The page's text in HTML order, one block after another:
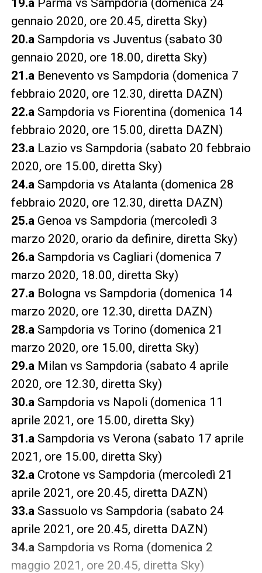
gennaio 2020, ore 20.45, diretta Sky)
20.a Sampdoria vs Juventus (sabato 30
gennaio 2020, ore 18.00, diretta Sky)
21.a Benevento vs Sampdoria (domenica 7
febbraio 2020, ore 12.30, diretta DAZN)
22.a Sampdoria vs Fiorentina (domenica 14
febbraio 2020, ore 15.00, diretta DAZN)
23.a Lazio vs Sampdoria (sabato 20 febbraio
2020, ore 15.00, diretta Sky)
24.a Sampdoria vs Atalanta (domenica 28
febbraio 2020, ore 12.30, diretta DAZN)
25.a Genoa vs Sampdoria (mercoledì 3
marzo 2020, orario da definire, diretta Sky)
26.a Sampdoria vs Cagliari (domenica 7
marzo 2020, 18.00, diretta Sky)
27.a Bologna vs Sampdoria (domenica 14
marzo 2020, ore 12.30, diretta DAZN)
28.a Sampdoria vs Torino (domenica 21
marzo 2020, ore 15.00, diretta Sky)
29.a Milan vs Sampdoria (sabato 4 aprile
2020, ore 12.30, diretta Sky)
30.a Sampdoria vs Napoli (domenica 11
aprile 2021, ore 15.00, diretta Sky)
31.a Sampdoria vs Verona (sabato 17 aprile
2021, ore 15.00, diretta Sky)
32.a Crotone vs Sampdoria (mercoledì 21
aprile 2021, ore 20.45, diretta DAZN)
33.a Sassuolo vs Sampdoria (sabato 24
aprile 2021, ore 20.45, diretta DAZN)
34.a Sampdoria vs Roma (domenica 2
maggio 2021, ore 20.45, diretta Sky)